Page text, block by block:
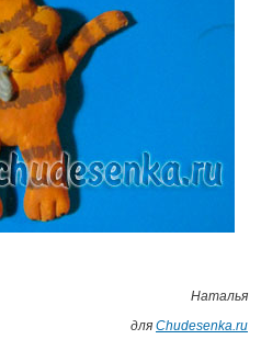
Наталья
для Сhudesenka.ru